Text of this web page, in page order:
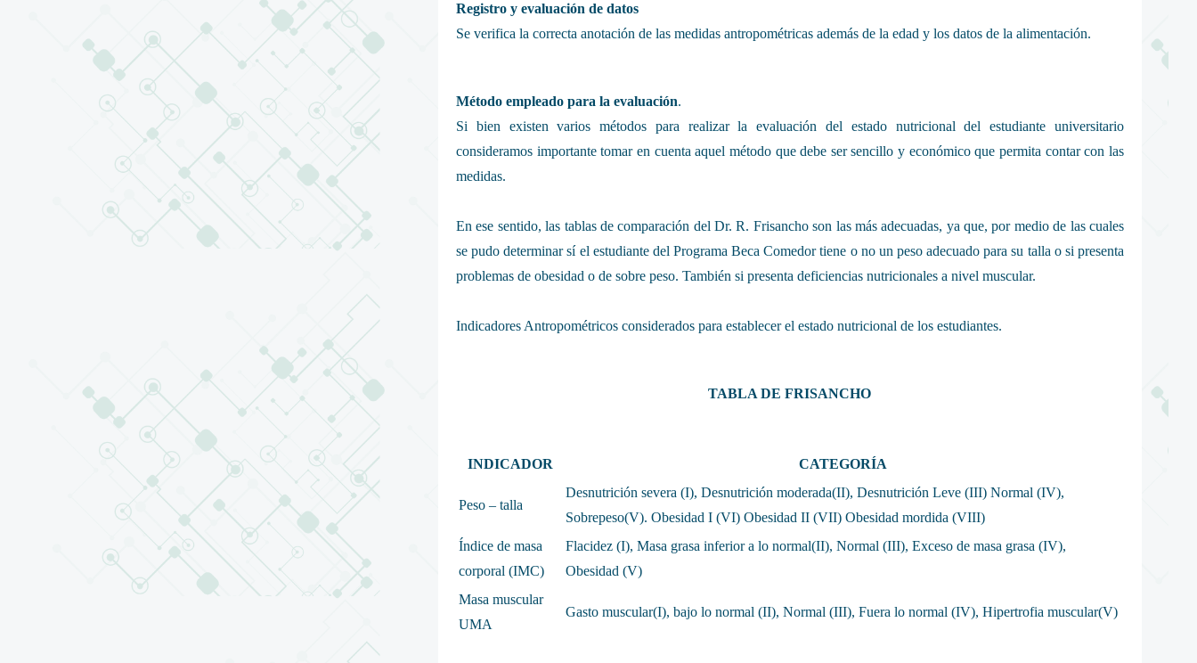
Registro y evaluación de datos
Se verifica la correcta anotación de las medidas antropométricas además de la edad y los datos de la alimentación.
Método empleado para la evaluación.
Si bien existen varios métodos para realizar la evaluación del estado nutricional del estudiante universitario
consideramos importante tomar en cuenta aquel método que debe ser sencillo y económico que permita contar con las
medidas.
En ese sentido, las tablas de comparación del Dr. R. Frisancho son las más adecuadas, ya que, por medio de las cuales
se pudo determinar sí el estudiante del Programa Beca Comedor tiene o no un peso adecuado para su talla o si presenta
problemas de obesidad o de sobre peso. También si presenta deficiencias nutricionales a nivel muscular.
Indicadores Antropométricos considerados para establecer el estado nutricional de los estudiantes.
TABLA DE FRISANCHO
INDICADOR CATEGORÍA
Peso – talla
Desnutrición severa (I), Desnutrición moderada(II), Desnutrición Leve (III) Normal (IV),
Sobrepeso(V). Obesidad I (VI) Obesidad II (VII) Obesidad mordida (VIII)
Índice de masa
corporal (IMC)
Flacidez (I), Masa grasa inferior a lo normal(II), Normal (III), Exceso de masa grasa (IV),
Obesidad (V)
Masa muscular
UMA
Gasto muscular(I), bajo lo normal (II), Normal (III), Fuera lo normal (IV), Hipertrofia muscular(V)